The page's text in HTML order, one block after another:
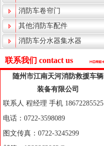
消防车卷帘门
其他消防车配件
消防车分水器集水器
联系我们 contact us
随州市江南天河消防救援车辆
装备有限公司
联系人 程经理 手机 18672285525
电话：0722-3598089
图文传真：0722-3245299